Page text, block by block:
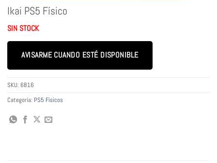
Ikai PS5 Físico
SIN STOCK
AVISARME CUANDO ESTÉ DISPONIBLE
SKU: 6816
Categoría: PS5 Físicos